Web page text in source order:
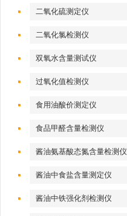
二氧化硫测定仪
二氧化氯检测仪
双氧水含量测试仪
过氧化值检测仪
食用油酸价测定仪
食品甲醛含量检测仪
酱油氨基酸态氮含量检测仪
酱油中食盐含量测定仪
酱油中铁强化剂检测仪